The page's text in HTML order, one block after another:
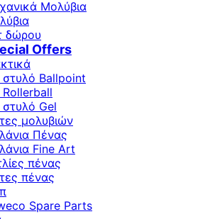
Μολύβια
δώρου
Offers
στυλό Ballpoint
Rollerball
στυλό Gel
μολυβιών
Πένας
Fine Art
πένας
πένας
Spare Parts